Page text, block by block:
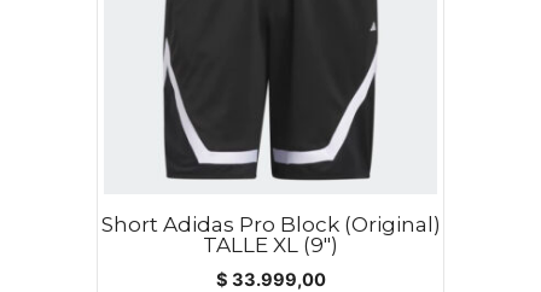
Short Adidas Pro Block (Original)
TALLE XL (9″)
$ 33.999,00